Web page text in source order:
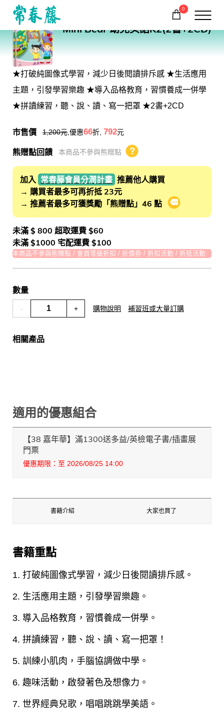
回常春藤首頁
0
購物車
Mini Bear 幼兒英語K2(2書+2CD)
★打破純圖像式學習，減少日後閱讀排斥感 ★生活應用
主題，引發學習樂趣 ★導入品格教育，習慣養成一併學
★拼讀練習，聽、說、讀、寫一把罩 ★2書+2CD
市售價 1,200元 ,優惠66折, 792元
熊贈點回饋 本商品不參與熊贈點 熊贈點回饋辦法
加入 常春藤會員分潤計畫 推薦他人購買
→ 購買者最多可再折抵 23元
→ 推薦者最多可獲獎勵「熊贈點」46 點
會員推薦分潤
未滿 $ 800 超取運費 $60
未滿 $1000 宅配運費 $100
本商品不參與熊贈點 / 會員等級折扣 / 折價券 / 折扣活動 / 折抵活動
數量
- + 購物說明 補習班或大量訂購
相關產品
適用的優惠組合
【38 嘉年華】滿1300送多益/英檢電子書/插畫展
門票
優惠期限：至 2026/08/25 14:00
書籍介紹 大家也買了
書籍重點
1. 打破純圖像式學習，減少日後閱讀排斥感。
2. 生活應用主題，引發學習樂趣。
3. 導入品格教育，習慣養成一併學。
4. 拼讀練習，聽、說、讀、寫一把罩！
5. 訓練小肌肉，手腦協調做中學。
6. 趣味活動，啟發著色及想像力。
7. 世界經典兒歌，唱唱跳跳學美語。